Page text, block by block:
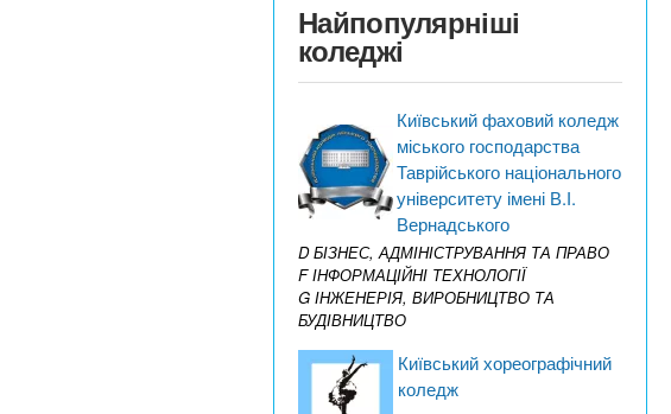
Найпопулярніші
коледжі
Київський фаховий коледж
міського господарства
Таврійського національного
університету імені В.І.
Вернадського
D БІЗНЕС, АДМІНІСТРУВАННЯ ТА ПРАВО
F ІНФОРМАЦІЙНІ ТЕХНОЛОГІЇ
G ІНЖЕНЕРІЯ, ВИРОБНИЦТВО ТА
БУДІВНИЦТВО
Київський хореографічний
коледж